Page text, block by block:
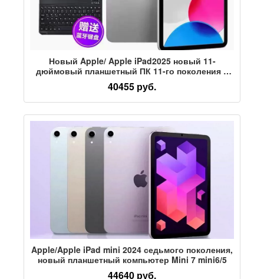
Новый Apple/ Apple iPad2025 новый 11-
дюймовый планшетный ПК 11-го поколения с
чипом A16 официальный сайт подлинный
40455 руб.
Apple/Apple iPad mini 2024 седьмого поколения,
новый планшетный компьютер Mini 7 mini6/5
44640 руб.